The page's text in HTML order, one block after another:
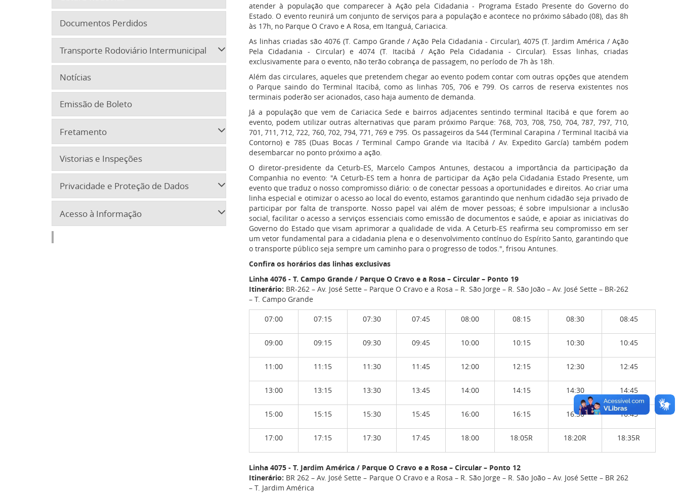
Documentos Perdidos
Transporte Rodoviário Intermunicipal
Notícias
Emissão de Boleto
Fretamento
Vistorias e Inspeções
Privacidade e Proteção de Dados
Acesso à Informação
atender à população que comparecer à Ação pela Cidadania - Programa Estado Presente do Governo do
Estado. O evento reunirá um conjunto de serviços para a população e acontece no próximo sábado (08), das 8h
às 17h, no Parque O Cravo e A Rosa, em Itanguá, Cariacica.
As linhas criadas são 4076 (T. Campo Grande / Ação Pela Cidadania - Circular), 4075 (T. Jardim América / Ação
Pela Cidadania - Circular) e 4074 (T. Itacibá / Ação Pela Cidadania - Circular). Essas linhas, criadas
exclusivamente para o evento, não terão cobrança de passagem, no período de 7h às 18h.
Além das circulares, aqueles que pretendem chegar ao evento podem contar com outras opções que atendem
o Parque saindo do Terminal Itacibá, como as linhas 705, 706 e 799. Os carros de reserva existentes nos
terminais poderão ser acionados, caso haja aumento de demanda.
Já a população que vem de Cariacica Sede e bairros adjacentes sentindo terminal Itacibá e que forem ao
evento, podem utilizar outras alternativas que param próximo Parque: 768, 703, 708, 750, 704, 787, 797, 710,
701, 711, 712, 722, 760, 702, 794, 771, 769 e 795. Os passageiros da 544 (Terminal Carapina / Terminal Itacibá via
Contorno) e 785 (Duas Bocas / Terminal Campo Grande via Itacibá / Av. Expedito García) também podem
desembarcar no ponto próximo a ação.
O diretor-presidente da Ceturb-ES, Marcelo Campos Antunes, destacou a importância da participação da
Companhia no evento: "A Ceturb-ES tem a honra de participar da Ação pela Cidadania Estado Presente, um
evento que traduz o nosso compromisso diário: o de conectar pessoas a oportunidades e direitos. Ao criar uma
linha especial e otimizar o acesso ao local do evento, estamos garantindo que nenhum cidadão seja privado de
participar por falta de transporte. Nosso papel vai além de mover pessoas; é sobre impulsionar a inclusão
social, facilitar o acesso a serviços essenciais como emissão de documentos e saúde, e apoiar as iniciativas do
Governo do Estado que visam aprimorar a qualidade de vida. A Ceturb-ES reafirma seu compromisso em ser
um vetor fundamental para a cidadania plena e o desenvolvimento contínuo do Espírito Santo, garantindo que
o transporte público seja sempre um caminho para o progresso de todos.", frisou Antunes.
Confira os horários das linhas exclusivas
Linha 4076 - T. Campo Grande / Parque O Cravo e a Rosa – Circular – Ponto 19
Itinerário: BR-262 – Av. José Sette – Parque O Cravo e a Rosa – R. São Jorge – R. São João – Av. José Sette – BR-262
– T. Campo Grande
07:00 07:15 07:30 07:45 08:00 08:15 08:30 08:45
09:00 09:15 09:30 09:45 10:00 10:15 10:30 10:45
11:00 11:15 11:30 11:45 12:00 12:15 12:30 12:45
13:00 13:15 13:30 13:45 14:00 14:15 14:30 14:45
15:00 15:15 15:30 15:45 16:00 16:15 16:30 16:45
17:00 17:15 17:30 17:45 18:00 18:05R 18:20R 18:35R
Linha 4075 - T. Jardim América / Parque O Cravo e a Rosa – Circular – Ponto 12
Itinerário: BR 262 – Av. José Sette – Parque O Cravo e a Rosa – R. São Jorge – R. São João – Av. José Sette – BR 262
– T. Jardim América